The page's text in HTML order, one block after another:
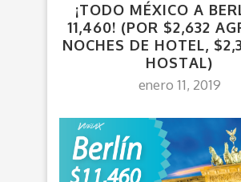
¡TODO MÉXICO A
11,460! (POR $2,632
NOCHES DE HOTEL,
HOSTAL)
enero 11, 2019